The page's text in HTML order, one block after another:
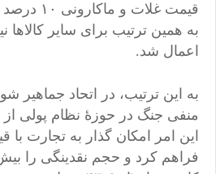
قیمت غلات
به همین ترتیب برای سایر
اعمال شد.
به این ترتیب، در اتحاد جماهیر
منفی جنگ در حوزۀ نظام پولی از
این امر امکان گذار به تجارت با
فراهم کرد و حجم نقدینگی را